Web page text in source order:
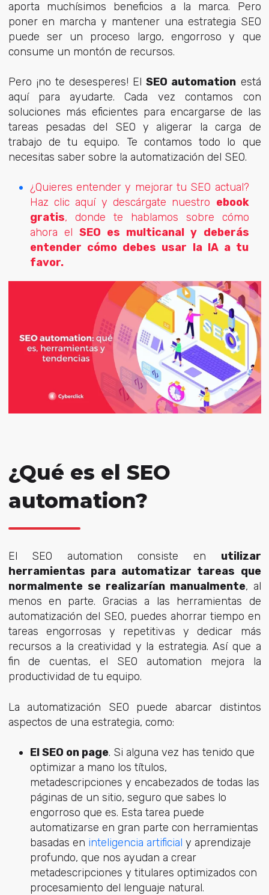
aporta muchísimos beneficios a la marca. Pero
poner en marcha y mantener una estrategia SEO
puede ser un proceso largo, engorroso y que
consume un montón de recursos.
Pero ¡no te desesperes! ElSEO automation está
aquí para ayudarte. Cada vez contamos con
soluciones más eficientes para encargarse de las
tareas pesadas del SEO y aligerar la carga de
trabajo de tu equipo. Te contamos todo lo que
necesitas saber sobre la automatización del SEO.
¿Quieres entender y mejorar tu SEO actual?
Haz clic aquí y descárgate nuestro ebook
gratis, donde te hablamos sobre cómo
ahora el SEO es multicanal y deberás
entender cómo debes usar la IA a tu
favor.
¿Qué es el SEO
automation?
El SEO automation consiste en utilizar
herramientas para automatizar tareas que
normalmente se realizarían manualmente, al
menos en parte. Gracias a las herramientas de
automatización del SEO, puedes ahorrar tiempo en
tareas engorrosas y repetitivas y dedicar más
recursos a la creatividad y la estrategia. Así que a
fin de cuentas, el SEO automation mejora la
productividad de tu equipo.
La automatización SEO puede abarcar distintos
aspectos de una estrategia, como:
El SEO on page. Si alguna vez has tenido que
optimizar a mano los títulos,
metadescripciones y encabezados de todas las
páginas de un sitio, seguro que sabes lo
engorroso que es. Esta tarea puede
automatizarse en gran parte con herramientas
basadas en inteligencia artificial y aprendizaje
profundo, que nos ayudan a crear
metadescripciones y titulares optimizados con
procesamiento del lenguaje natural.